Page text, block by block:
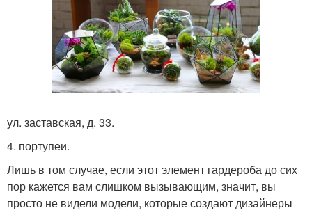
ул. заставская, д. 33.
4. портупеи.
Лишь в том случае, если этот элемент гардероба до сих
пор кажется вам слишком вызывающим, значит, вы
просто не видели модели, которые создают дизайнеры